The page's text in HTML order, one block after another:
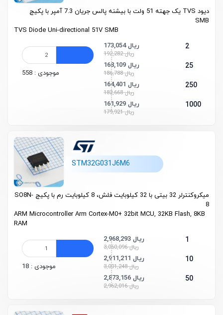
دیود TVS یک جهته 51 ولت با بیشنه پالس جریان 7.3 آمپر با پکیج
SMB
TVS Diode Uni-directional 51V SMB
2 173,054 ریال
192,282 ریال
25 168,109 ریال
186,788 ریال
250 164,401 ریال
182,668 ریال
1000 161,929 ریال
179,921 ریال
موجودی : 558
STM32G031J6M6
میکروکنترلر 32 بیتی با 32 کیلوبایت فلش، 8 کیلوبایت رم با پکیج SO8N-
8
ARM Microcontroller Arm Cortex-M0+ 32bit MCU, 32KB Flash, 8KB
RAM
1 2,968,293 ریال
3,060,096 ریال
10 2,911,211 ریال
3,001,248 ریال
50 2,873,156 ریال
2,962,016 ریال
موجودی : 18